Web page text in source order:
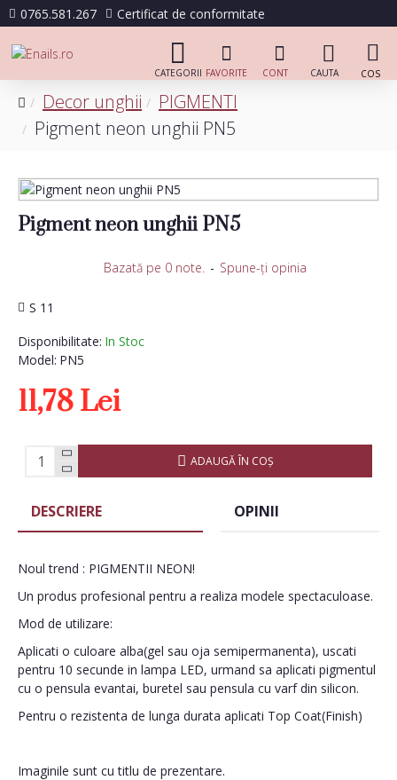
0765.581.267 Certificat de conformitate
Decor unghii
PIGMENTI
Pigment neon unghii PN5
Pigment neon unghii PN5
Disponibilitate: In Stoc
Model: PN5
S 11
Bazată pe 0 note. - Spune-ţi opinia
11,78 Lei
ADAUGĂ ÎN COŞ
DESCRIERE OPINII
Noul trend : PIGMENTII NEON!
Un produs profesional pentru a realiza modele spectaculoase.
Mod de utilizare:
Aplicati o culoare alba(gel sau oja semipermanenta), uscati
pentru 10 secunde in lampa LED, urmand sa aplicati pigmentul
cu o pensula evantai, buretel sau pensula cu varf din silicon.
Pentru o rezistenta de lunga durata aplicati Top Coat(Finish)
Imaginile sunt cu titlu de prezentare.